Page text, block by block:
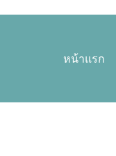
หน้าแรก